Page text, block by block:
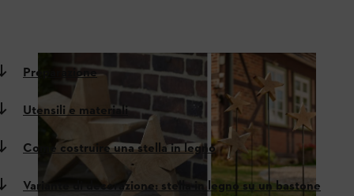
Preparazione
Utensili e materiali
Come costruire una stella in legno
Variante di decorazione: stella in legno su un bastone